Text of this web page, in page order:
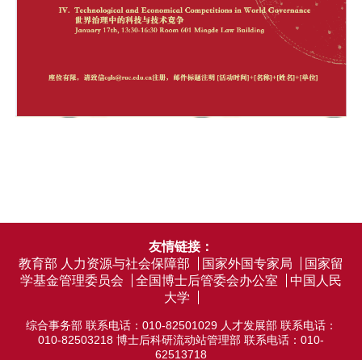
友情链接：
教育部 人力资源与社会保障部 国家外国专家局
国家留
学基金管理委员会
全国博士后管委会办公室
中国人民
大学
综合事务部 联系电话：010-82501029 人才发展部 联系电话：
010-82503218 博士后科研流动站管理部 联系电话：010-
62513718